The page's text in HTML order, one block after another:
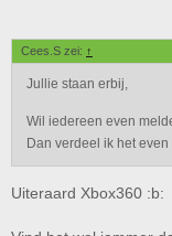
Cees.S zei: ↑
Jullie staan erbij,
Wil iedereen even
Dan verdeel ik het
Uiteraard Xbox360 :b: